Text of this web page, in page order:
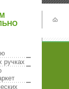
ручках